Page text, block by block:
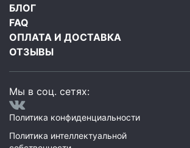
БЛОГ
FAQ
ОПЛАТА И ДОСТАВКА
ОТЗЫВЫ
Мы в соц. сетях:
Политика конфиденциальности
Политика интеллектуальной